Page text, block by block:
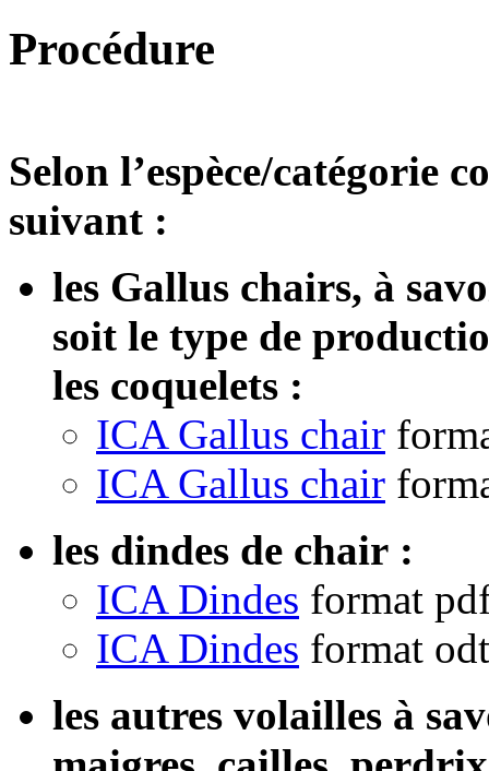
Procédure
Selon l’espèce/catégorie
suivant :
les Gallus chairs, à
soit le type de
les coquelets :
ICA Gallus chair
ICA Gallus chair
les dindes de chair :
ICA Dindes format
ICA Dindes format odt
les autres volailles à